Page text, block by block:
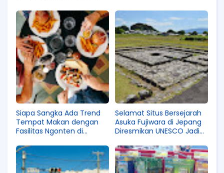
Siapa Sangka Ada Trend
Tempat Makan dengan
Fasilitas Ngonten di
Seperti Apa Ya?
Selamat Situs Bersejarah
Asuka Fujiwara di Jepang
Diresmikan UNESCO Jadi